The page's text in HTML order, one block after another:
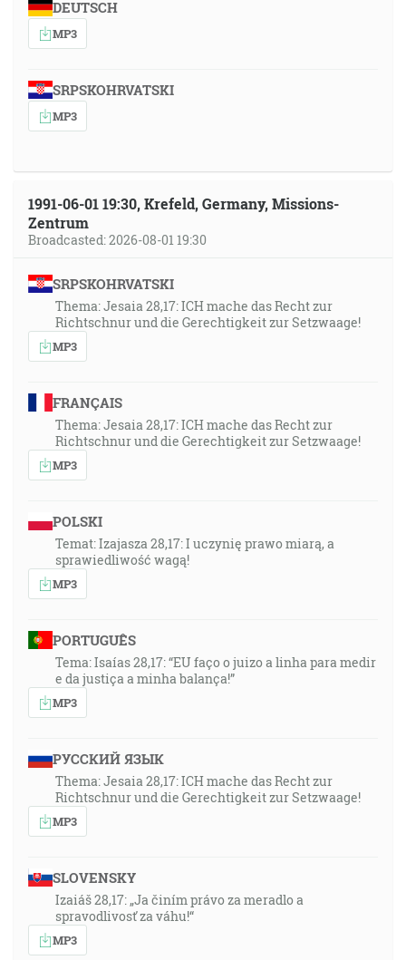
DEUTSCH
MP3
SRPSKOHRVATSKI
MP3
1991-06-01 19:30, Krefeld, Germany, Missions-
Zentrum
Broadcasted: 2026-08-01 19:30
SRPSKOHRVATSKI
Thema: Jesaia 28,17: ICH mache das Recht zur
Richtschnur und die Gerechtigkeit zur Setzwaage!
MP3
FRANÇAIS
Thema: Jesaia 28,17: ICH mache das Recht zur
Richtschnur und die Gerechtigkeit zur Setzwaage!
MP3
POLSKI
Temat: Izajasza 28,17: I uczynię prawo miarą, a
sprawiedliwość wagą!
MP3
PORTUGUÊS
Tema: Isaías 28,17: “EU faço o juizo a linha para medir
e da justiça a minha balança!”
MP3
РУССКИЙ ЯЗЫК
Thema: Jesaia 28,17: ICH mache das Recht zur
Richtschnur und die Gerechtigkeit zur Setzwaage!
MP3
SLOVENSKY
Izaiáš 28,17: „Ja činím právo za meradlo a
spravodlivosť za váhu!“
MP3